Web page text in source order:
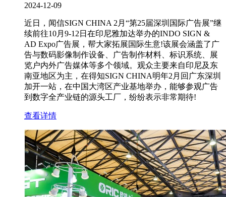
2024-12-09
近日，闻信SIGN CHINA 2月“第25届深圳国际广告展”继
续前往10月9-12日在印尼雅加达举办的INDO SIGN &
AD Expo广告展，帮大家拓展国际生意!该展会涵盖了广
告与数码影像制作设备、广告制作材料、标识系统、展
览户内外广告媒体等多个领域。观众主要来自印尼及东
南亚地区为主，在得知SIGN CHINA明年2月回广东深圳
加开一站，在中国大湾区产业基地举办，能够参观广告
到数字全产业链的源头工厂，纷纷表示非常期待!
查看详情